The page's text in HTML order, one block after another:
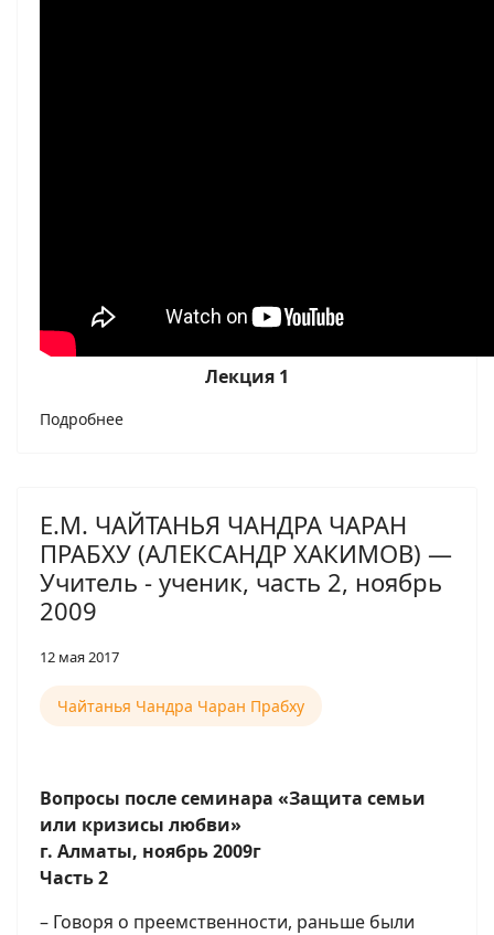
Лекция 1
Подробнее
Е.М. ЧАЙТАНЬЯ ЧАНДРА ЧАРАН
ПРАБХУ (АЛЕКСАНДР ХАКИМОВ) —
Учитель - ученик, часть 2, ноябрь
2009
12 мая 2017
Чайтанья Чандра Чаран Прабху
Вопросы после семинара «Защита семьи
или кризисы любви»
г. Алматы, ноябрь 2009г
Часть 2
– Говоря о преемственности, раньше были